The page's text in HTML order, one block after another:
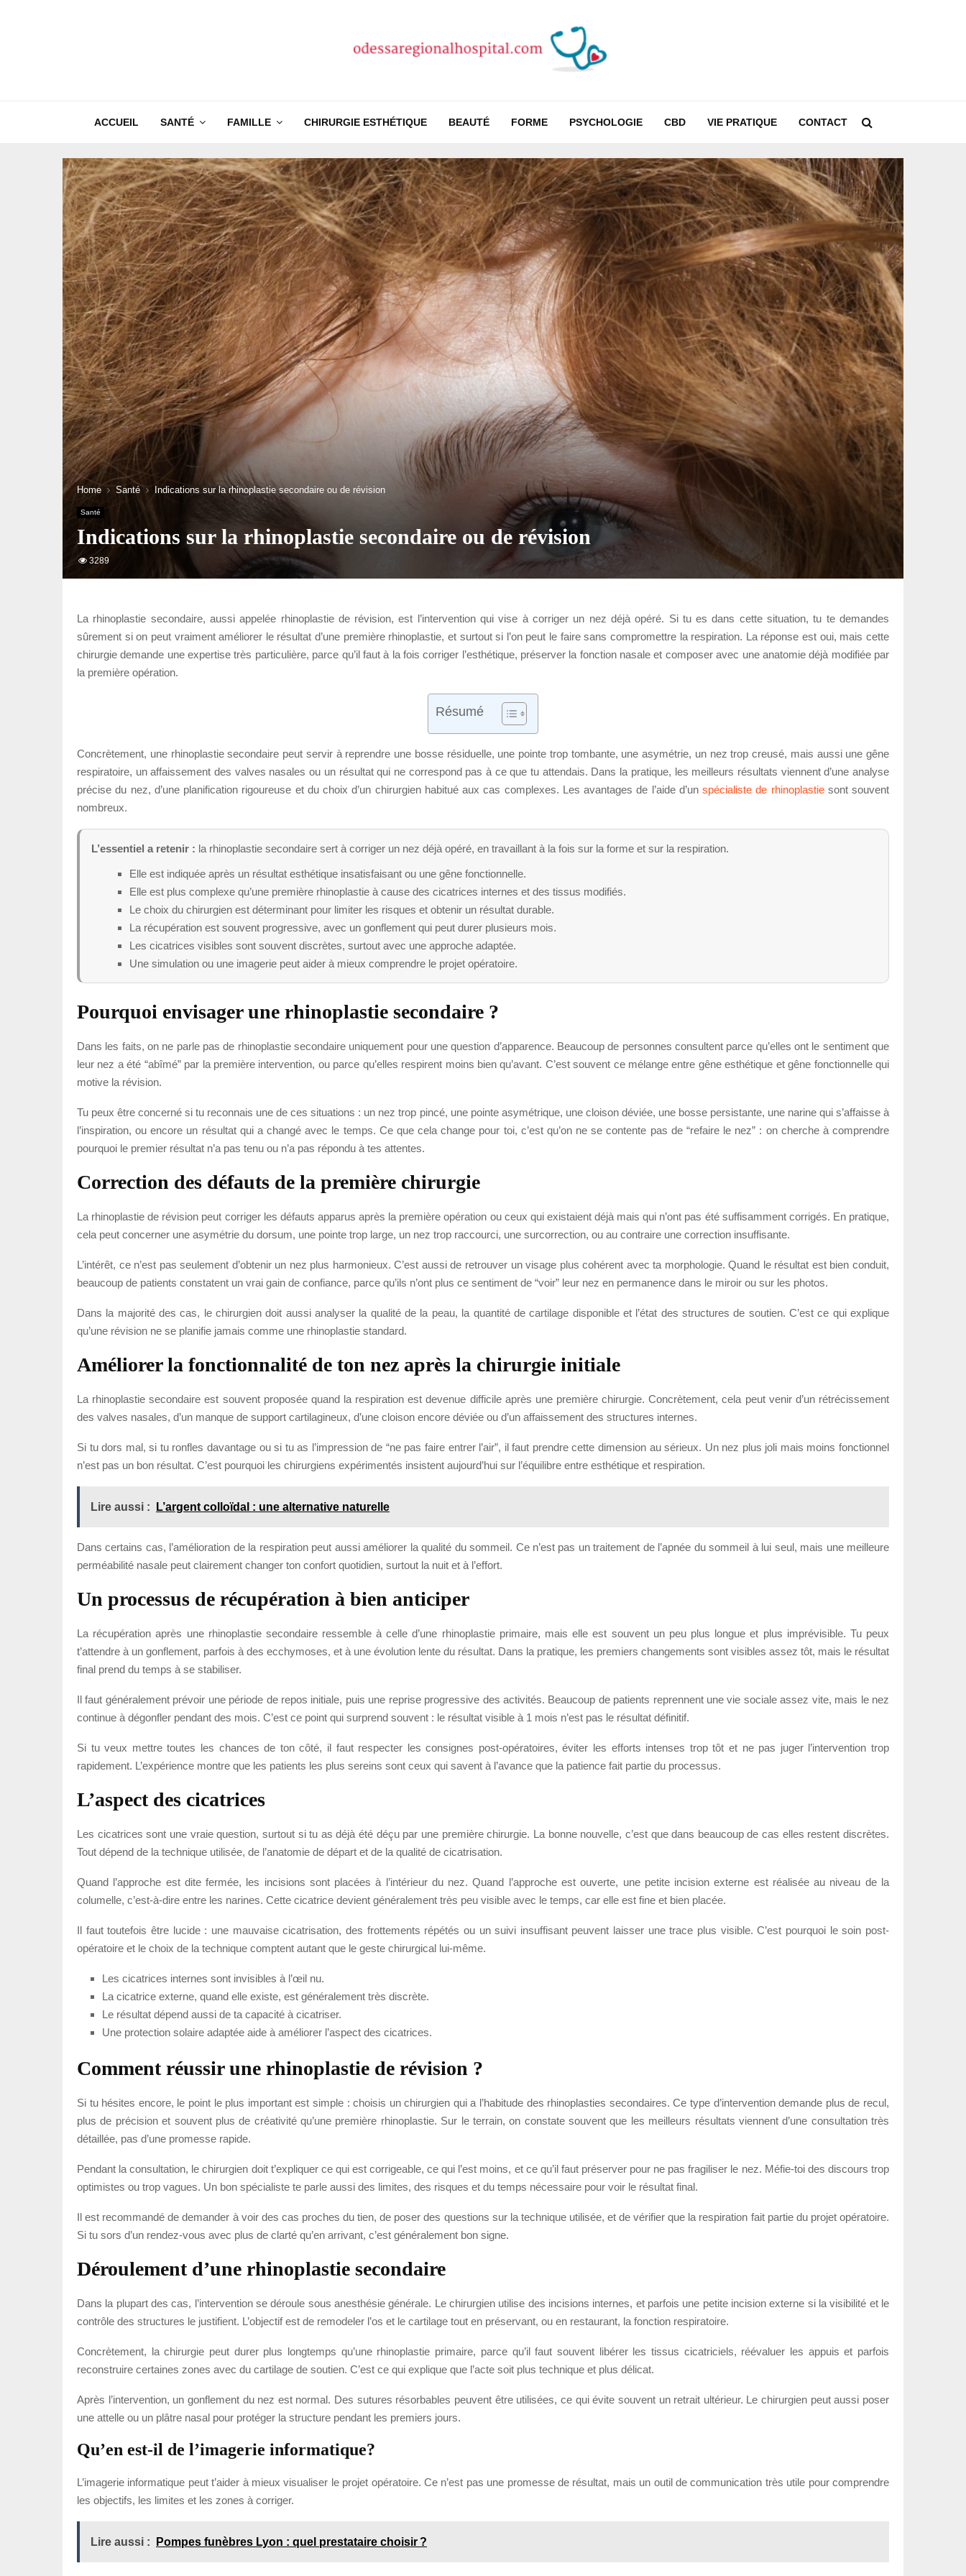
ACCUEIL SANTÉ FAMILLE CHIRURGIE ESTHÉTIQUE BEAUTÉ FORME PSYCHOLOGIE CBD VIE PRATIQUE CONTACT
Home Santé Indications sur la rhinoplastie secondaire ou de révision
Santé
Indications sur la rhinoplastie secondaire ou de révision
3289
La rhinoplastie secondaire, aussi appelée rhinoplastie de révision, est l’intervention qui vise à corriger un nez déjà opéré. Si tu es dans cette situation, tu te demandes
sûrement si on peut vraiment améliorer le résultat d’une première rhinoplastie, et surtout si l’on peut le faire sans compromettre la respiration. La réponse est oui, mais cette
chirurgie demande une expertise très particulière, parce qu’il faut à la fois corriger l’esthétique, préserver la fonction nasale et composer avec une anatomie déjà modifiée par
la première opération.
Résumé
Concrètement, une rhinoplastie secondaire peut servir à reprendre une bosse résiduelle, une pointe trop tombante, une asymétrie, un nez trop creusé, mais aussi une gêne
respiratoire, un affaissement des valves nasales ou un résultat qui ne correspond pas à ce que tu attendais. Dans la pratique, les meilleurs résultats viennent d’une analyse
précise du nez, d’une planification rigoureuse et du choix d’un chirurgien habitué aux cas complexes. Les avantages de l’aide d’un spécialiste de rhinoplastiesont souvent
nombreux.
L’essentiel a retenir : la rhinoplastie secondaire sert à corriger un nez déjà opéré, en travaillant à la fois sur la forme et sur la respiration.
Elle est indiquée après un résultat esthétique insatisfaisant ou une gêne fonctionnelle.
Elle est plus complexe qu’une première rhinoplastie à cause des cicatrices internes et des tissus modifiés.
Le choix du chirurgien est déterminant pour limiter les risques et obtenir un résultat durable.
La récupération est souvent progressive, avec un gonflement qui peut durer plusieurs mois.
Les cicatrices visibles sont souvent discrètes, surtout avec une approche adaptée.
Une simulation ou une imagerie peut aider à mieux comprendre le projet opératoire.
Pourquoi envisager une rhinoplastie secondaire ?
Dans les faits, on ne parle pas de rhinoplastie secondaire uniquement pour une question d’apparence. Beaucoup de personnes consultent parce qu’elles ont le sentiment que
leur nez a été “abîmé” par la première intervention, ou parce qu’elles respirent moins bien qu’avant. C’est souvent ce mélange entre gêne esthétique et gêne fonctionnelle qui
motive la révision.
Tu peux être concerné si tu reconnais une de ces situations : un nez trop pincé, une pointe asymétrique, une cloison déviée, une bosse persistante, une narine qui s’affaisse à
l’inspiration, ou encore un résultat qui a changé avec le temps. Ce que cela change pour toi, c’est qu’on ne se contente pas de “refaire le nez” : on cherche à comprendre
pourquoi le premier résultat n’a pas tenu ou n’a pas répondu à tes attentes.
Correction des défauts de la première chirurgie
La rhinoplastie de révision peut corriger les défauts apparus après la première opération ou ceux qui existaient déjà mais qui n’ont pas été suffisamment corrigés. En pratique,
cela peut concerner une asymétrie du dorsum, une pointe trop large, un nez trop raccourci, une surcorrection, ou au contraire une correction insuffisante.
L’intérêt, ce n’est pas seulement d’obtenir un nez plus harmonieux. C’est aussi de retrouver un visage plus cohérent avec ta morphologie. Quand le résultat est bien conduit,
beaucoup de patients constatent un vrai gain de confiance, parce qu’ils n’ont plus ce sentiment de “voir” leur nez en permanence dans le miroir ou sur les photos.
Dans la majorité des cas, le chirurgien doit aussi analyser la qualité de la peau, la quantité de cartilage disponible et l’état des structures de soutien. C’est ce qui explique
qu’une révision ne se planifie jamais comme une rhinoplastie standard.
Améliorer la fonctionnalité de ton nez après la chirurgie initiale
La rhinoplastie secondaire est souvent proposée quand la respiration est devenue difficile après une première chirurgie. Concrètement, cela peut venir d’un rétrécissement
des valves nasales, d’un manque de support cartilagineux, d’une cloison encore déviée ou d’un affaissement des structures internes.
Si tu dors mal, si tu ronfles davantage ou si tu as l’impression de “ne pas faire entrer l’air”, il faut prendre cette dimension au sérieux. Un nez plus joli mais moins fonctionnel
n’est pas un bon résultat. C’est pourquoi les chirurgiens expérimentés insistent aujourd’hui sur l’équilibre entre esthétique et respiration.
Lire aussi : L’argent colloïdal : une alternative naturelle
Dans certains cas, l’amélioration de la respiration peut aussi améliorer la qualité du sommeil. Ce n’est pas un traitement de l’apnée du sommeil à lui seul, mais une meilleure
perméabilité nasale peut clairement changer ton confort quotidien, surtout la nuit et à l’effort.
Un processus de récupération à bien anticiper
La récupération après une rhinoplastie secondaire ressemble à celle d’une rhinoplastie primaire, mais elle est souvent un peu plus longue et plus imprévisible. Tu peux
t’attendre à un gonflement, parfois à des ecchymoses, et à une évolution lente du résultat. Dans la pratique, les premiers changements sont visibles assez tôt, mais le résultat
final prend du temps à se stabiliser.
Il faut généralement prévoir une période de repos initiale, puis une reprise progressive des activités. Beaucoup de patients reprennent une vie sociale assez vite, mais le nez
continue à dégonfler pendant des mois. C’est ce point qui surprend souvent : le résultat visible à 1 mois n’est pas le résultat définitif.
Si tu veux mettre toutes les chances de ton côté, il faut respecter les consignes post-opératoires, éviter les efforts intenses trop tôt et ne pas juger l’intervention trop
rapidement. L’expérience montre que les patients les plus sereins sont ceux qui savent à l’avance que la patience fait partie du processus.
L’aspect des cicatrices
Les cicatrices sont une vraie question, surtout si tu as déjà été déçu par une première chirurgie. La bonne nouvelle, c’est que dans beaucoup de cas elles restent discrètes.
Tout dépend de la technique utilisée, de l’anatomie de départ et de la qualité de cicatrisation.
Quand l’approche est dite fermée, les incisions sont placées à l’intérieur du nez. Quand l’approche est ouverte, une petite incision externe est réalisée au niveau de la
columelle, c’est-à-dire entre les narines. Cette cicatrice devient généralement très peu visible avec le temps, car elle est fine et bien placée.
Il faut toutefois être lucide : une mauvaise cicatrisation, des frottements répétés ou un suivi insuffisant peuvent laisser une trace plus visible. C’est pourquoi le soin post-
opératoire et le choix de la technique comptent autant que le geste chirurgical lui-même.
Les cicatrices internes sont invisibles à l’œil nu.
La cicatrice externe, quand elle existe, est généralement très discrète.
Le résultat dépend aussi de ta capacité à cicatriser.
Une protection solaire adaptée aide à améliorer l’aspect des cicatrices.
Comment réussir une rhinoplastie de révision ?
Si tu hésites encore, le point le plus important est simple : choisis un chirurgien qui a l’habitude des rhinoplasties secondaires. Ce type d’intervention demande plus de recul,
plus de précision et souvent plus de créativité qu’une première rhinoplastie. Sur le terrain, on constate souvent que les meilleurs résultats viennent d’une consultation très
détaillée, pas d’une promesse rapide.
Pendant la consultation, le chirurgien doit t’expliquer ce qui est corrigeable, ce qui l’est moins, et ce qu’il faut préserver pour ne pas fragiliser le nez. Méfie-toi des discours trop
optimistes ou trop vagues. Un bon spécialiste te parle aussi des limites, des risques et du temps nécessaire pour voir le résultat final.
Il est recommandé de demander à voir des cas proches du tien, de poser des questions sur la technique utilisée, et de vérifier que la respiration fait partie du projet opératoire.
Si tu sors d’un rendez-vous avec plus de clarté qu’en arrivant, c’est généralement bon signe.
Déroulement d’une rhinoplastie secondaire
Dans la plupart des cas, l’intervention se déroule sous anesthésie générale. Le chirurgien utilise des incisions internes, et parfois une petite incision externe si la visibilité et le
contrôle des structures le justifient. L’objectif est de remodeler l’os et le cartilage tout en préservant, ou en restaurant, la fonction respiratoire.
Concrètement, la chirurgie peut durer plus longtemps qu’une rhinoplastie primaire, parce qu’il faut souvent libérer les tissus cicatriciels, réévaluer les appuis et parfois
reconstruire certaines zones avec du cartilage de soutien. C’est ce qui explique que l’acte soit plus technique et plus délicat.
Après l’intervention, un gonflement du nez est normal. Des sutures résorbables peuvent être utilisées, ce qui évite souvent un retrait ultérieur. Le chirurgien peut aussi poser
une attelle ou un plâtre nasal pour protéger la structure pendant les premiers jours.
Qu’en est-il de l’imagerie informatique?
L’imagerie informatique peut t’aider à mieux visualiser le projet opératoire. Ce n’est pas une promesse de résultat, mais un outil de communication très utile pour comprendre
les objectifs, les limites et les zones à corriger.
Lire aussi : Pompes funèbres Lyon : quel prestataire choisir ?